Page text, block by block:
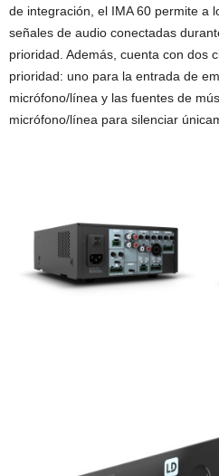
de integración, el IMA 60 permite a
señales de audio conectadas
prioridad. Además, cuenta con dos
prioridad: uno para la entrada de
micrófono/línea y las fuentes de
micrófono/línea para silenciar